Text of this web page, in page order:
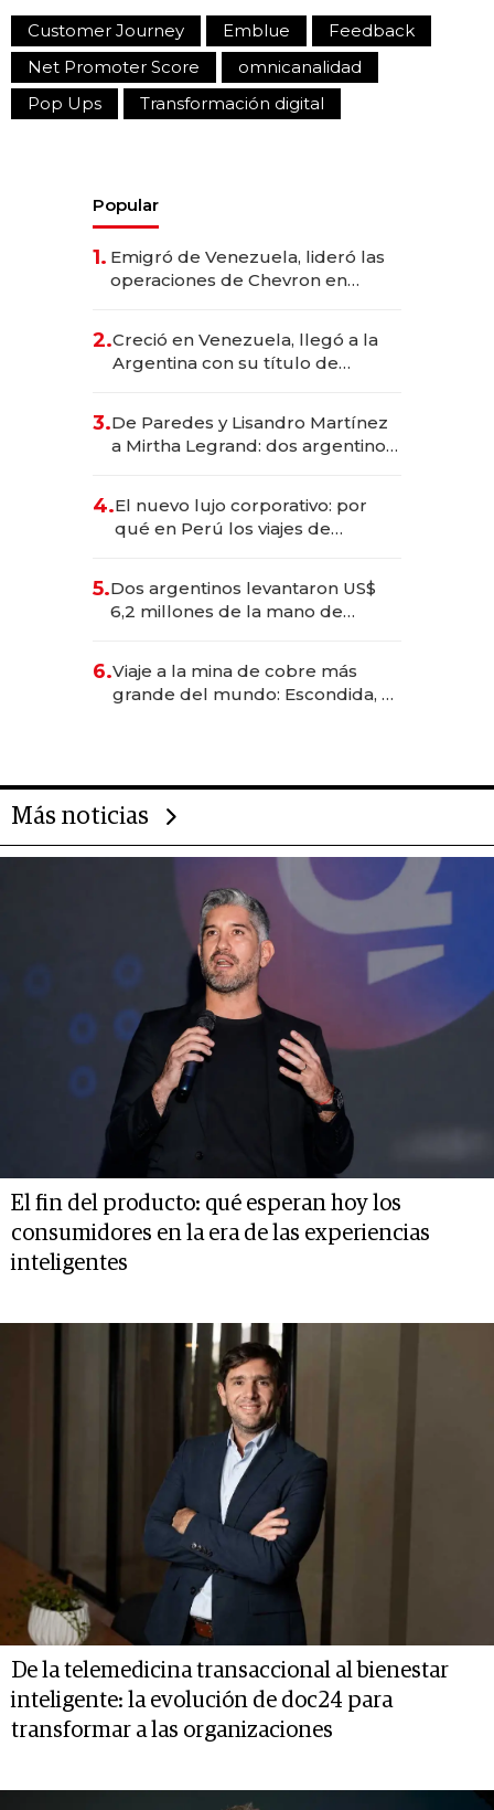
Customer Journey Emblue
Feedback
Net Promoter Score
omnicanalidad
Pop Ups
Transformación digital
Popular
1. Emigró de Venezuela, lideró las
operaciones de Chevron en
2.Creció en Venezuela, llegó a la
Argentina con su título de
las marcas "fast premium"
3.De Paredes y Lisandro Martínez
a Mirtha Legrand: dos argentinos
4.El nuevo lujo corporativo: por
qué en Perú los viajes de
para convertirse en experiencias
transformadoras
5.Dos argentinos levantaron US$
6,2 millones de la mano de
6.Viaje a la mina de cobre más
grande del mundo: Escondida, el
Más noticias
El fin del producto: qué esperan hoy los
consumidores en la era de las experiencias
inteligentes
De la telemedicina transaccional al bienestar
inteligente: la evolución de doc24 para
transformar a las organizaciones